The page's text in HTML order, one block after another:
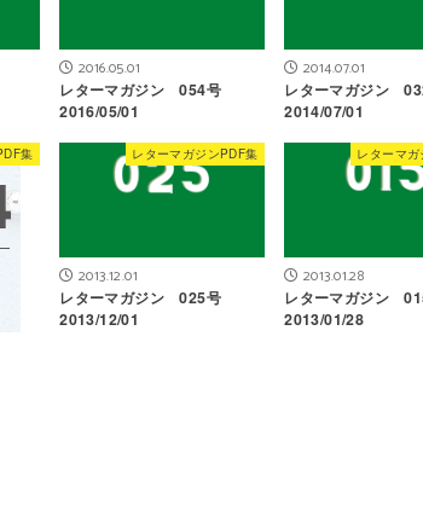
2016.05.01
レターマガジン 054号
2016/05/01
2014.07.01
レターマガジン
2014/07/01
集 レターマガジンPDF集
2013.12.01
レターマガジン 025号
2013/12/01
レターマ
2013.01.28
レターマガジン
2013/01/28